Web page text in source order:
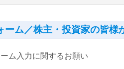
ーム／株主・投資家の皆様
ム入力に関するお願い